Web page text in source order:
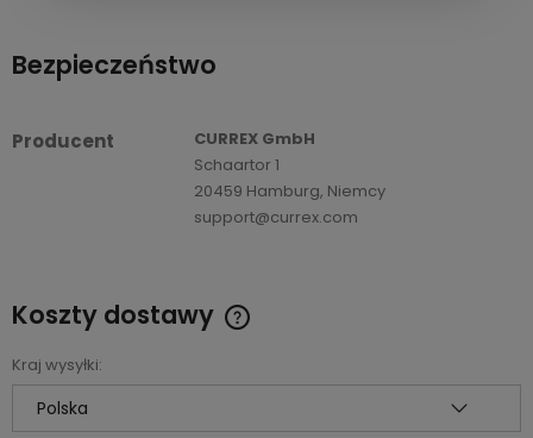
Bezpieczeństwo
Producent
CURREX GmbH
Schaartor 1
20459 Hamburg, Niemcy
support@currex.com
Koszty dostawy
Kraj wysyłki: